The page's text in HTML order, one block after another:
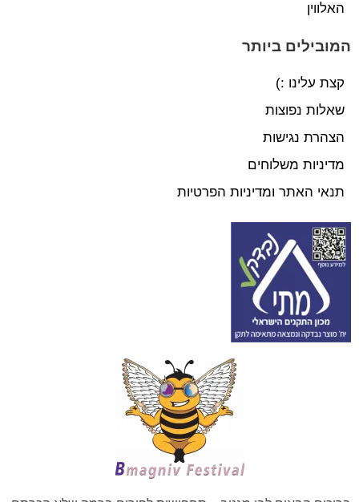
האלווין
המובילים ביותר
קצת עלינו :)
שאלות נפוצות
הצהרת נגישות
מדיניות משלוחים
תנאי האתר ומדיניות הפרטיות